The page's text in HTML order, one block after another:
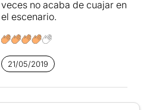
que deixi al públic enganxat
a la cadira,la mateixa
passió decaigui de sobte
com un gerro d’aigua freda
deixant a l’espectador
agraït per l’espectacle,
aquesta era la sensació que
veces no acaba de cuajar en
el escenario.
21/05/2019